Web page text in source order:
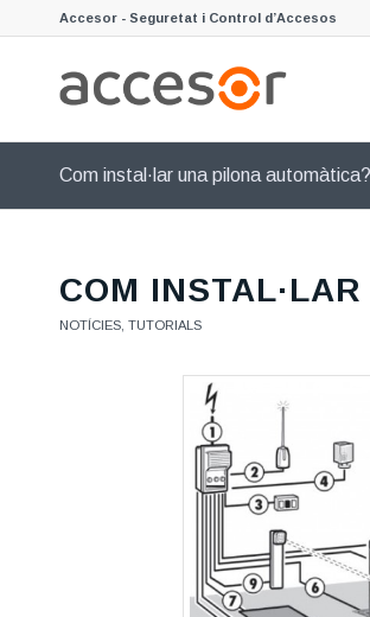
Accesor - Seguretat i Control d’Accesos
Com instal·lar una pilona automàtica?
COM
NOTÍCIES TUTORIALS